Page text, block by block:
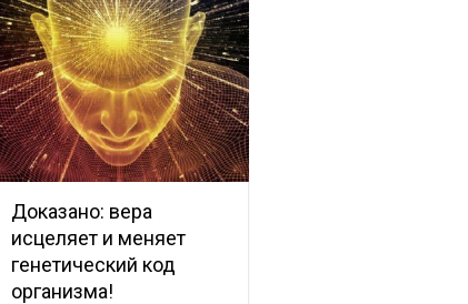
Доказано: вера
исцеляет и меняет
генетический код
организма!